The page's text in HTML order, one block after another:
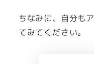
ちなみに、自分も
てみてください。